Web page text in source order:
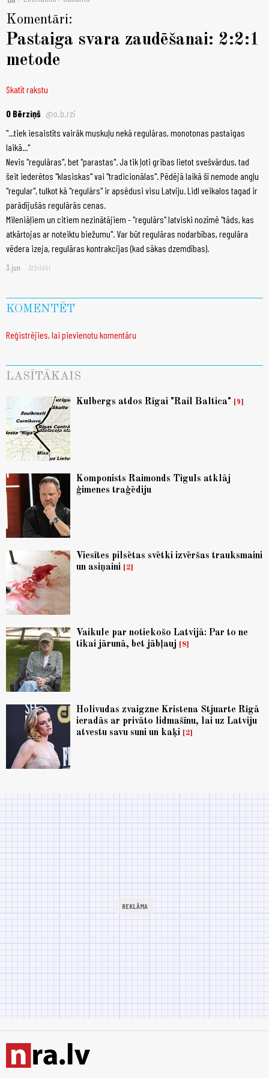
Komentāri:
Pastaiga svara zaudēšanai: 2:2:1
metode
Skatīt rakstu
O Bērziņš @o.b.rzi
"...tiek iesaistīts vairāk muskuļu nekā regulāras, monotonas pastaigas
laikā..."
Nevis "regulāras", bet "parastas". Ja tik ļoti gribas lietot svešvārdus, tad
šeit iederētos "klasiskas" vai "tradicionālas". Pēdējā laikā šī nemode angļu
"regular", tulkot kā "regulārs" ir apsēdusi visu Latviju. Lidl veikalos tagad ir
parādījušās regulārās cenas.
Mileniāļiem un citiem nezinātājiem - "regulārs" latviski nozīmē "tāds, kas
atkārtojas ar noteiktu biežumu". Var būt regulāras nodarbības, regulāra
vēdera izeja, regulāras kontrakcijas (kad sākas dzemdības).
3.jun Atbildēt
KOMENTĒT
Reģistrējies, lai pievienotu komentāru
LASĪTĀKAIS
Kulbergs atdos Rīgai "Rail Baltica" 9
Komponists Raimonds Tiguls atklāj
ģimenes traģēdiju
Viesītes pilsētas svētki izvēršas trauksmaini
un asiņaini
2
Vaikule par notiekošo Latvijā: Par to ne
tikai jārunā, bet jābļauj
8
Holivudas zvaigzne Kristena Stjuarte Rīgā
ieradās ar privāto lidmašīnu, lai uz Latviju
atvestu savu suni un kaķi
2